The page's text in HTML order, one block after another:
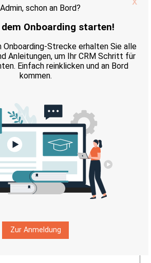
Herkunft
lead_source_dom
Kategorie
contact_category_dom
Status